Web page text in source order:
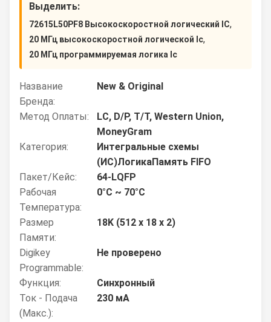
Выделить:
72615L50PF8 Высокоскоростной логический IC,
20 МГц высокоскоростной логической Ic,
20 МГц программируемая логика Ic
Название
Бренда:
New & Original
Метод Оплаты:
LC, D/P, T/T, Western Union,
MoneyGram
Категория:
Интегральные схемы
(ИС)ЛогикаПамять FIFO
Пакет/кейс:
64-LQFP
Рабочая
Температура:
0°C ~ 70°C
Размер
Памяти:
18K (512 x 18 x 2)
Digikey
Programmable:
Не проверено
Функция:
Синхронный
Ток - Подача
(макс.):
230 мА